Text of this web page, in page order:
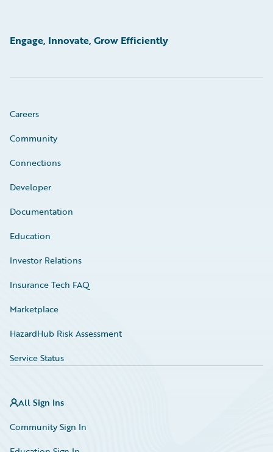
Engage, Innovate, Grow Efficiently
Careers
Community
Connections
Developer
Documentation
Education
Investor Relations
Insurance Tech FAQ
Marketplace
HazardHub Risk Assessment
Service Status
All Sign Ins
Community Sign In